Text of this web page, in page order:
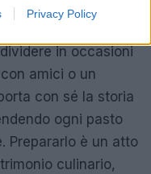
Privacy Policy
in occasioni
amici o un
con sé la storia
ogni pasto
Prepararlo è un atto
culinario,